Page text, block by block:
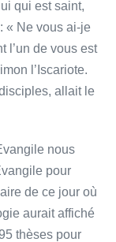
qui est saint,
« Ne vous ai-je
l’un de vous est
l’Iscariote.
allait le
nous
pour
de ce jour où
aurait affiché
thèses pour